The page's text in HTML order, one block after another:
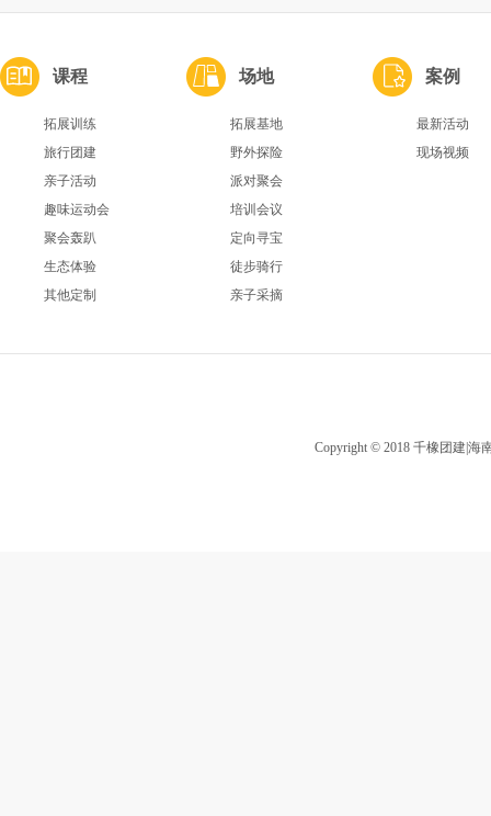
课程
拓展训练
旅行团建
亲子活动
趣味运动会
聚会轰趴
生态体验
其他定制
场地
拓展基地
野外探险
派对聚会
培训会议
定向寻宝
徒步骑行
亲子采摘
案例
最新活动
现场视频
Copyright © 2018 千橡团建|